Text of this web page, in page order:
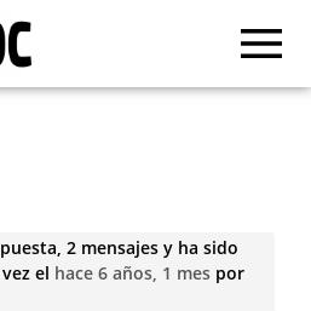
2 mensajes y ha sido
el hace 6 años, 1 mespor